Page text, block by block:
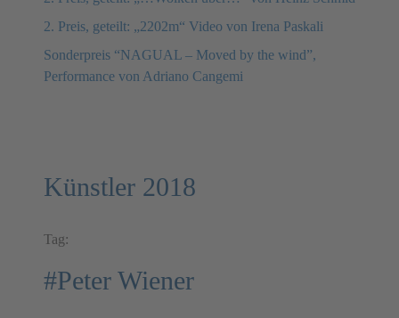
2. Preis, geteilt: „2202m“ Video von Irena Paskali
Sonderpreis “NAGUAL – Moved by the wind”,
Performance von Adriano Cangemi
Künstler 2018
Tag:
#Peter Wiener